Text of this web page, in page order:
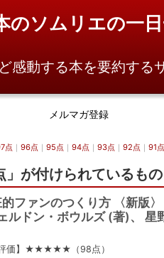
のソムリエの一
感動する本を要約する
メルマガ登録
点 ｜ 96点 ｜ 95点 ｜ 94点 ｜ 93点 ｜ 92点 ｜ 91点
」が付けられているもの
的ファンのつくり方 〈新版
ルドン・ボウルズ (著)、 星
評価】★★★★★（98点）